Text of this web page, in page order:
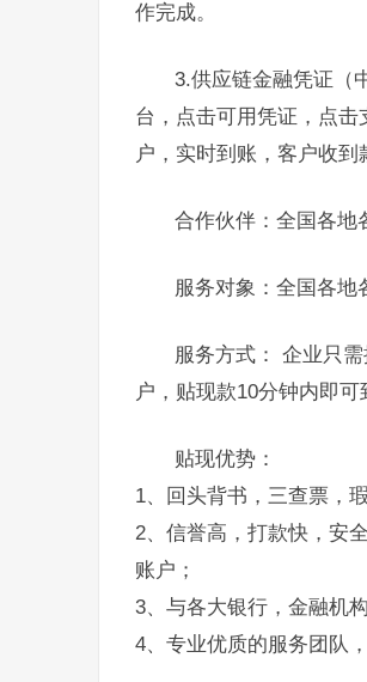
作完成。
3.供应链金融凭证（
台，点击可用凭证，点
户，实时到账，客户收到
合作伙伴：全国各地
服务对象：全国各地
服务方式： 企业只
户，贴现款10分钟内即可
贴现优势：
1、回头背书，三查票，
2、信誉高，打款快，安
账户；
3、与各大银行，金融机
4、专业优质的服务团队